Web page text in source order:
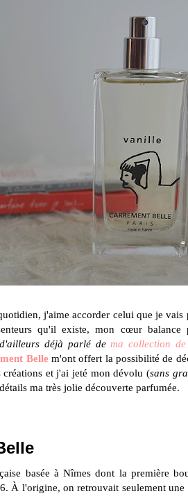
j'aime accorder celui que je vais
qu'il existe, mon cœur balance
déjà parlé de ma collection
Belle m'ont offert la possibilité de
et j'ai jeté mon dévolu (sans
ma très jolie découverte parfumée.
basée à Nîmes dont la première
À l'origine, on retrouvait seulement une